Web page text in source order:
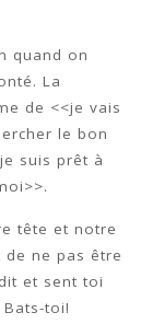
quand on
La
de <<je vais
le bon
suis prêt à
tête et notre
de ne pas être
et sent toi
toi!